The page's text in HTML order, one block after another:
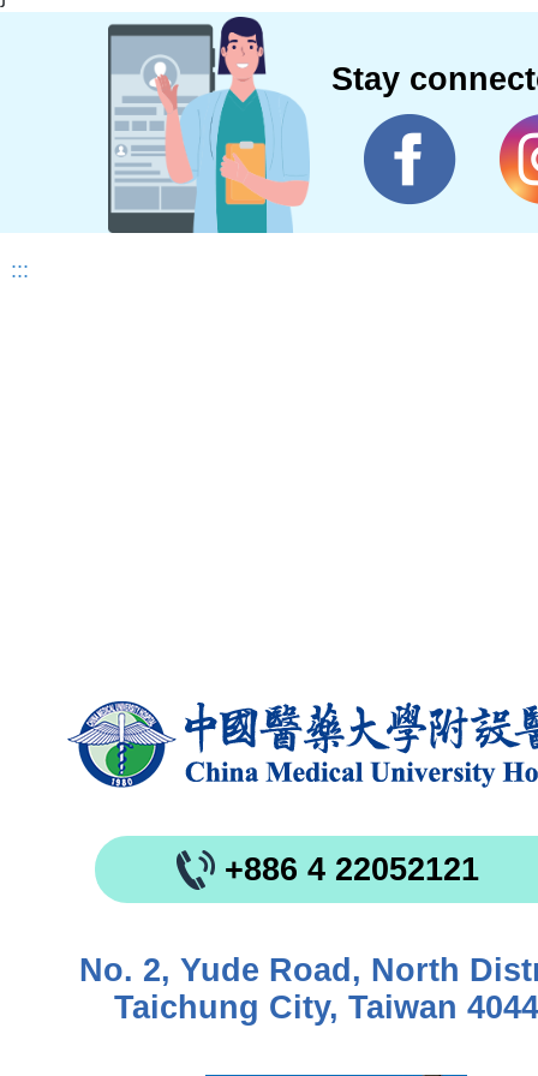
Stay
:::
+886 4 22052121
No. 2, Yude Road, North
Taichung City, Taiwan